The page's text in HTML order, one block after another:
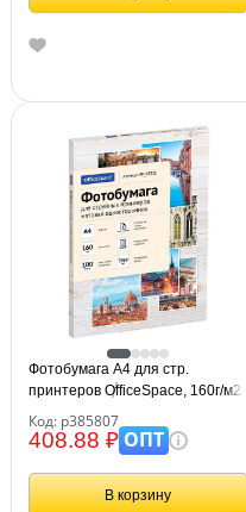
Фотобумага А4 для стр.
принтеров OfficeSpace, 160г/м2
Код: р385807
408.88 ₽ОПТ
В корзину